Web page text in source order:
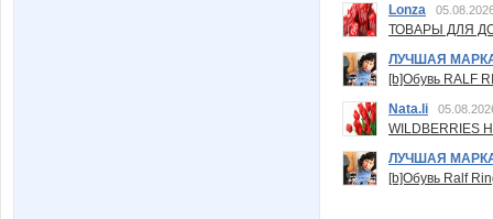
Lonza
ТОВАРЫ ДЛЯ
ЛУЧШАЯ
[b]Обувь RALF
Nata.li
ЛУЧШАЯ
[b]Обувь Ralf